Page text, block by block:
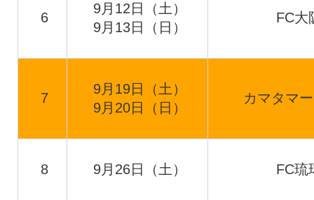
6
9月12日（土）
9月13日（日）
FC大
7
9月19日（土）
9月20日（日）
カマタマ
8 9月26日（土） FC琉